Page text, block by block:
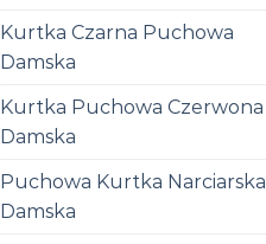
Kurtka Czarna Puchowa
Damska
Kurtka Puchowa Czerwona
Damska
Puchowa Kurtka Narciarska
Damska